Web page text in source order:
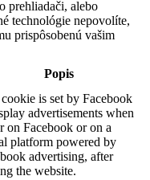
prehliadači, alebo
technológie nepovolíte,
prispôsobenú vašim
Popis
is set by Facebook
advertisements when
on Facebook or on a
platform powered by
advertising, after
the website.